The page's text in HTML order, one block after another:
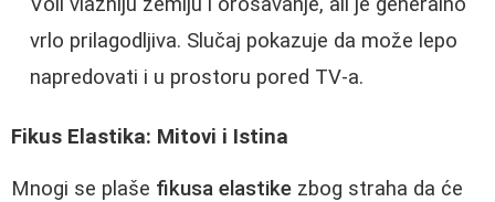
vrlo prilagodljiva. Slučaj pokazuje da može lepo
napredovati i u prostoru pored TV-a.
Fikus Elastika: Mitovi i Istina
Mnogi se plaše fikusa elastike zbog straha da će